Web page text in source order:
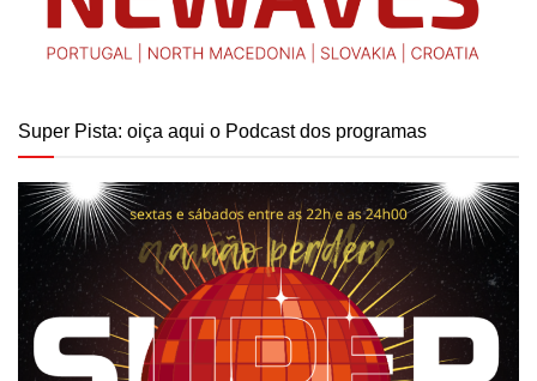
Super Pista: oiça aqui o Podcast dos programas